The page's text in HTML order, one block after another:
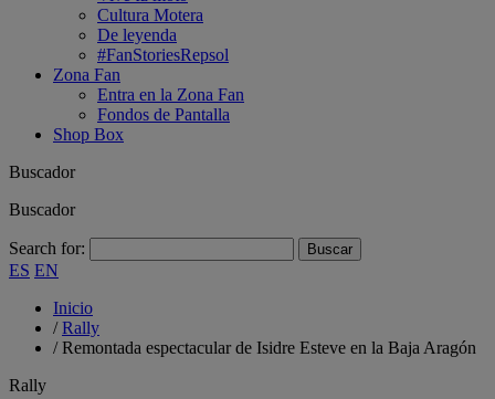
Cultura Motera
De leyenda
#FanStoriesRepsol
Zona Fan
Entra en la Zona Fan
Fondos de Pantalla
Shop Box
Buscador
Buscador
Search for:
ES EN
Inicio
/Rally
/Remontada espectacular de Isidre Esteve en la Baja Aragón
Rally